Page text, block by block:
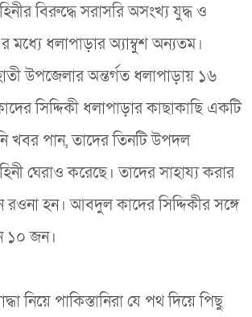
বিরুদ্ধে সরাসরি অসংখ্য যুদ্ধ ও
মধ্যে ধলাপাড়ার অ্যাম্বুশ অন্যতম।
উপজেলার অন্তর্গত ধলাপাড়ায় ১৬
সিদ্দিকী ধলাপাড়ার কাছাকাছি একটি
খবর পান, তাদের তিনটি উপদল
ঘেরাও করেছে। তাদের সাহায্য করার
রওনা হন। আবদুল কাদের সিদ্দিকীর সঙ্গে
১০ জন।
নিয়ে পাকিস্তানিরা যে পথ দিয়ে পিছু